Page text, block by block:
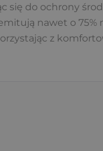
się do ochrony
nawet o
z